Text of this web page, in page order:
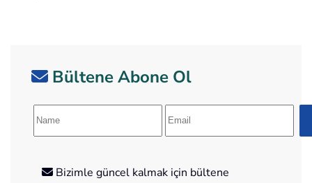
Bültene Abone Ol
Bizimle güncel kalmak için bültene